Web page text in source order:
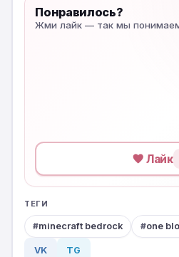
Понравилось?
Жми лайк — так мы
Лайк
ТЕГИ
minecraft bedrock one
VK TG